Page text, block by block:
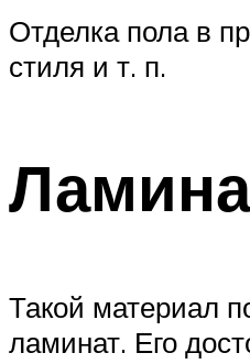
Отделка пола в
стиля и т. п.
Такой материал
ламинат. Его